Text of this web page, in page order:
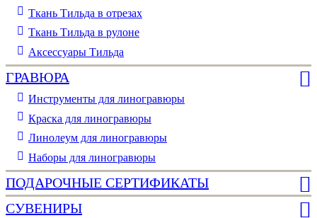
Ткань Тильда в отрезах
Ткань Тильда в рулоне
Аксессуары Тильда
ГРАВЮРА
Инструменты для линогравюры
Краска для линогравюры
Линолеум для линогравюры
Наборы для линогравюры
ПОДАРОЧНЫЕ СЕРТИФИКАТЫ
СУВЕНИРЫ